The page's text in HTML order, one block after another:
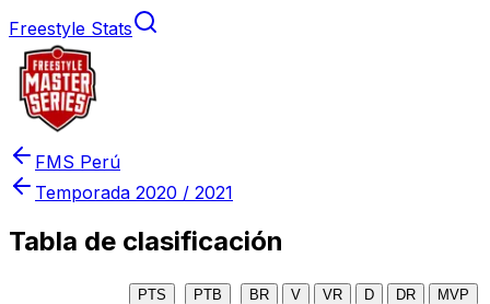
Freestyle Stats
FMS Perú
Temporada 2020 / 2021
Tabla de clasificación
PTS PTB BR V VR D DR MVP